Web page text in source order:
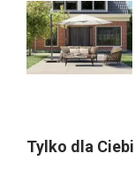
Tylko dla